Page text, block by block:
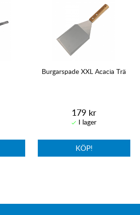
Burgarspade XXL Acacia Trä
179 kr
KÖP!